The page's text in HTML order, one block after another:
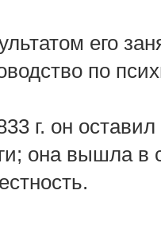
его
по
г. он
она вышла в